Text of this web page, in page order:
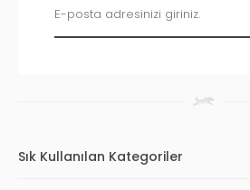
Sık Kullanılan Kategoriler